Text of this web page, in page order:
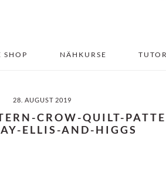
SHOP NÄHKURSE
28. AUGUST 2019
CROW-QUILT-
ELLIS-AND-HIGGS